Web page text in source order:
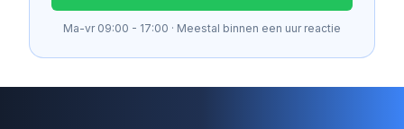
Ma-vr 09:00 - 17:00 · Meestal binnen een uur reactie